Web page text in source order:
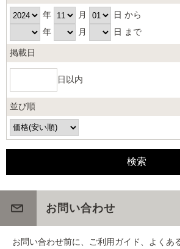
年 月
日 から
年
月 日 まで
掲載日
日以内
並び順
お問い合わせ
お問い合わせ前に、ご利用ガイド、よくあ